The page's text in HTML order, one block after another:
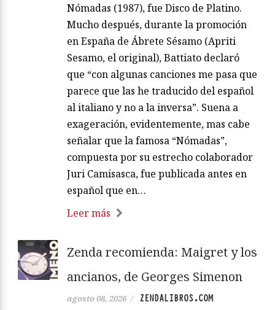
Nómadas (1987), fue Disco de Platino.
Mucho después, durante la promoción
en España de Ábrete Sésamo (Apriti
Sesamo, el original), Battiato declaró
que “con algunas canciones me pasa que
parece que las he traducido del español
al italiano y no a la inversa”. Suena a
exageración, evidentemente, mas cabe
señalar que la famosa “Nómadas”,
compuesta por su estrecho colaborador
Juri Camisasca, fue publicada antes en
español que en…
Leer más
Zenda recomienda: Maigret y los
ancianos, de Georges Simenon
agosto 08, 2026 / ZENDALIBROS.COM